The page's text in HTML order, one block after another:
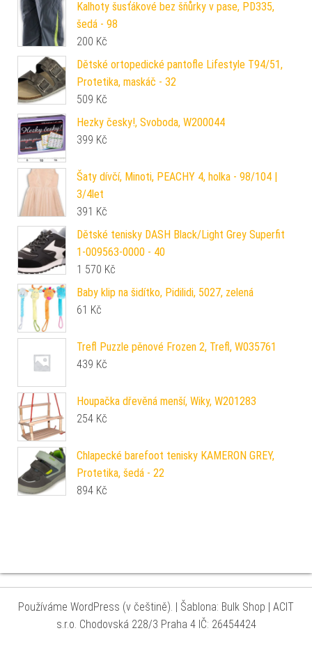
Kalhoty šusťákové bez šňůrky v pase, PD335,
šedá - 98
200 Kč
Dětské ortopedické pantofle Lifestyle T94/51,
Protetika, maskáč - 32
509 Kč
Hezky česky!, Svoboda, W200044
399 Kč
Šaty dívčí, Minoti, PEACHY 4, holka - 98/104 |
3/4let
391 Kč
Dětské tenisky DASH Black/Light Grey Superfit
1-009563-0000 - 40
1 570 Kč
Baby klip na šidítko, Pidilidi, 5027, zelená
61 Kč
Trefl Puzzle pěnové Frozen 2, Trefl, W035761
439 Kč
Houpačka dřevěná menší, Wiky, W201283
254 Kč
Chlapecké barefoot tenisky KAMERON GREY,
Protetika, šedá - 22
894 Kč
Používáme WordPress (v češtině). | Šablona: Bulk Shop | ACIT
s.r.o. Chodovská 228/3 Praha 4 IČ: 26454424